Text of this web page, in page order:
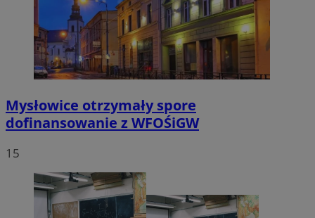
Mysłowice otrzymały spore
dofinansowanie z WFOŚiGW
15